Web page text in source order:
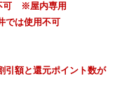
可 ※屋内専用
は使用不可
引額と還元ポイント数が